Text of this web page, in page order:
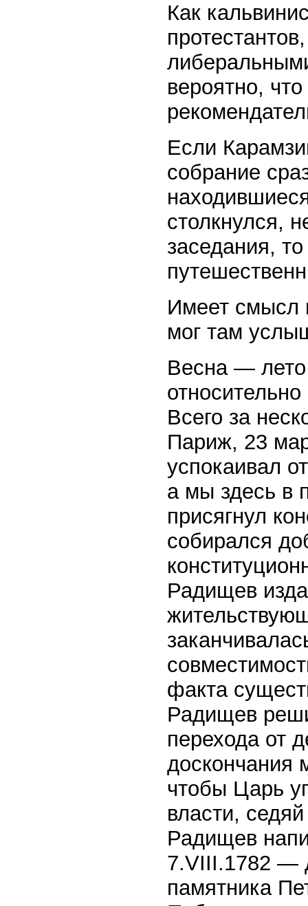
Как
вероятно,
Если
собрание
столкнулся,
заседания,
Имеет смысл
мог там
Весна —
Всего за
Париж, 23
успокаивал
а мы здесь в
присягнул
собирался
Радищев
факта
Радищев
перехода от
доскончания
чтобы Царь
власти,
Радищев
7.VIII.1782 —
памятника